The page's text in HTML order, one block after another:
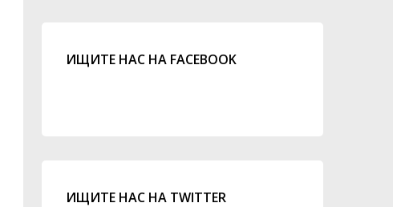
ИЩИТЕ НАС НА FACEBOOK
ИЩИТЕ НАС НА TWITTER